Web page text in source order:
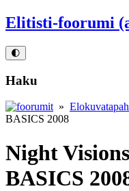
Elitisti-foorumi
🌓
Haku
»
BASICS 2008
Night
BASICS